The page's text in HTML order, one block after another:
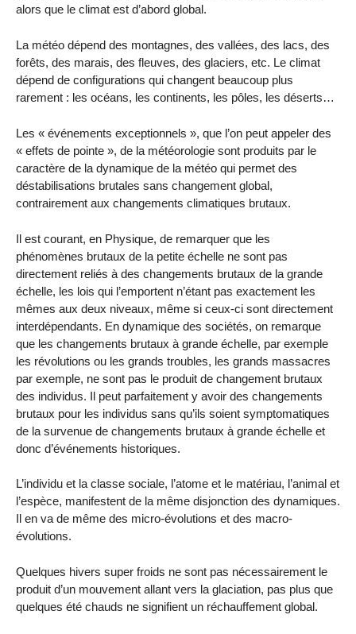
alors que le climat est d’abord global.
La météo dépend des montagnes, des vallées, des lacs, des
forêts, des marais, des fleuves, des glaciers, etc. Le climat
dépend de configurations qui changent beaucoup plus
rarement : les océans, les continents, les pôles, les déserts…
Les « événements exceptionnels », que l’on peut appeler des
« effets de pointe », de la météorologie sont produits par le
caractère de la dynamique de la météo qui permet des
déstabilisations brutales sans changement global,
contrairement aux changements climatiques brutaux.
Il est courant, en Physique, de remarquer que les
phénomènes brutaux de la petite échelle ne sont pas
directement reliés à des changements brutaux de la grande
échelle, les lois qui l’emportent n’étant pas exactement les
mêmes aux deux niveaux, même si ceux-ci sont directement
interdépendants. En dynamique des sociétés, on remarque
que les changements brutaux à grande échelle, par exemple
les révolutions ou les grands troubles, les grands massacres
par exemple, ne sont pas le produit de changement brutaux
des individus. Il peut parfaitement y avoir des changements
brutaux pour les individus sans qu’ils soient symptomatiques
de la survenue de changements brutaux à grande échelle et
donc d’événements historiques.
L’individu et la classe sociale, l’atome et le matériau, l’animal et
l’espèce, manifestent de la même disjonction des dynamiques.
Il en va de même des micro-évolutions et des macro-
évolutions.
Quelques hivers super froids ne sont pas nécessairement le
produit d’un mouvement allant vers la glaciation, pas plus que
quelques été chauds ne signifient un réchauffement global.